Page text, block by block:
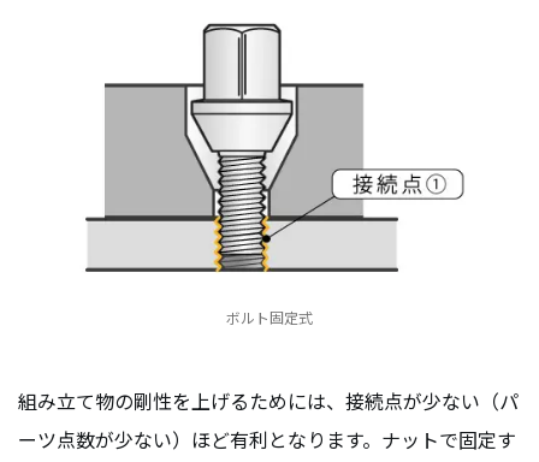
ボルト固定式
組み立て物の剛性を上げるためには、接続点が少ない（パ
ーツ点数が少ない）ほど有利となります。ナットで固定す